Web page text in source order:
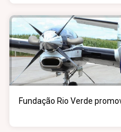
Fundação Rio Verde